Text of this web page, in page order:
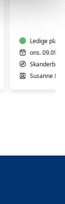
øvede
Ledige
ons.
Skanderborg
Susanne